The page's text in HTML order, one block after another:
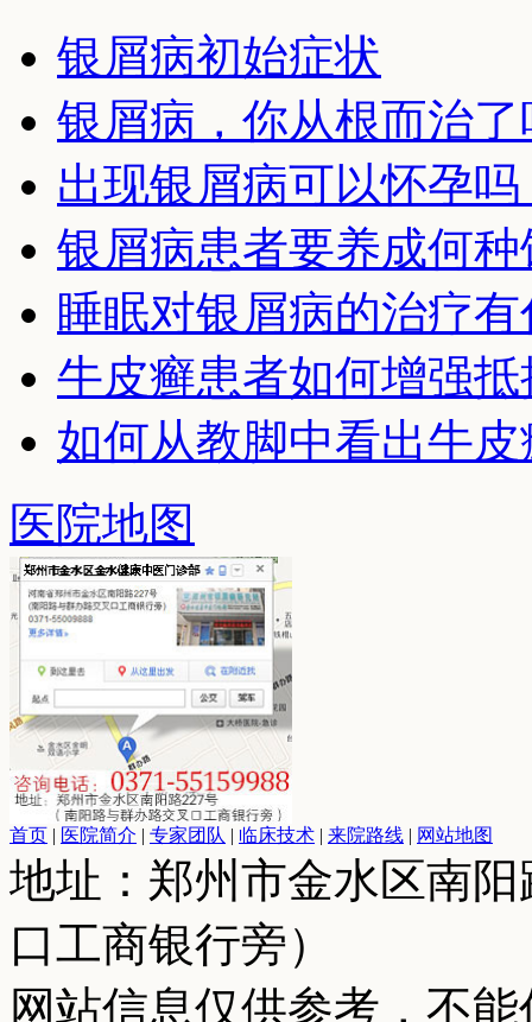
银屑病初始症状
银屑病，你从根而治了
出现银屑病可以怀孕吗
银屑病患者要养成何
睡眠对银屑病的治疗
牛皮癣患者如何增强抵
如何从教脚中看出牛皮
医院地图
首页 | 医院简介 | 专家团队 | 临床技术 | 来院路线 | 网站地图
地址：郑州市金水区南
口工商银行旁）
网站信息仅供参考，不